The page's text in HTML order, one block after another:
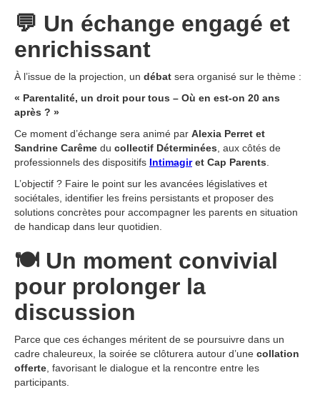
💬 Un échange engagé et
enrichissant
À l’issue de la projection, un débat sera organisé sur le thème :
« Parentalité, un droit pour tous – Où en est-on 20 ans
après ? »
Ce moment d’échange sera animé par Alexia Perret et
Sandrine Carême du collectif Déterminées , aux côtés de
professionnels des dispositifs Intimagiret Cap Parents
L’objectif ? Faire le point sur les avancées législatives et
sociétales, identifier les freins persistants et proposer des
solutions concrètes pour accompagner les parents en situation
de handicap dans leur quotidien.
🍽️ Un moment convivial
pour prolonger la
discussion
Parce que ces échanges méritent de se poursuivre dans un
cadre chaleureux, la soirée se clôturera autour d’une collation
offerte , favorisant le dialogue et la rencontre entre les
participants.